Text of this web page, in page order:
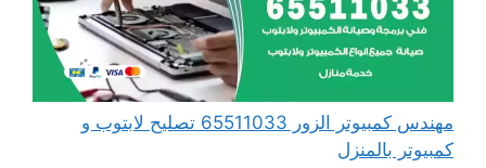
مهندس كمبيوتر الزور 65511033 تصليح لابتوب و
كمبيوتر بالمنزل